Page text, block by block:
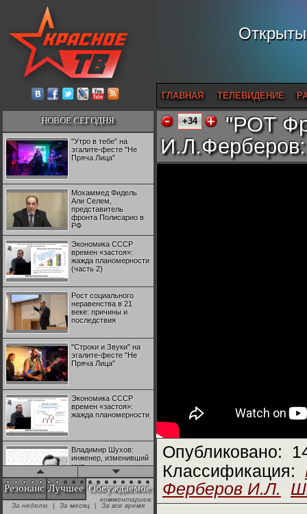
ГЛАВНАЯ ТЕЛЕВИДЕНИЕ
НОВОЕ СЕГОДНЯ
"Утро в тебе" на
эгалите-фесте "Не
Пряча Лица"
Мохаммед Фидель
Али Селем,
представитель
фронта Полисарио в
РФ
Экономика СССР
времен «застоя»:
жажда планомерности
(часть 2)
Рост социального
неравенства в 21
веке: причины и
последствия
"Строки и Звуки" на
эгалите-фесте "Не
Пряча Лица"
Экономика СССР
времен «застоя»:
жажда планомерности
Владимир Шухов:
инженер, изменивший
мир
"Аркадий Коц" на
эгалите-фесте "Не
Резонанс Лучшее Обсуждаемое
комментариев:
За неделю
| За месяц | За все время
+34
"РОТ
И.Л.Ферберов:
Опубликовано:
Классификация:
Ферберов И.Л.